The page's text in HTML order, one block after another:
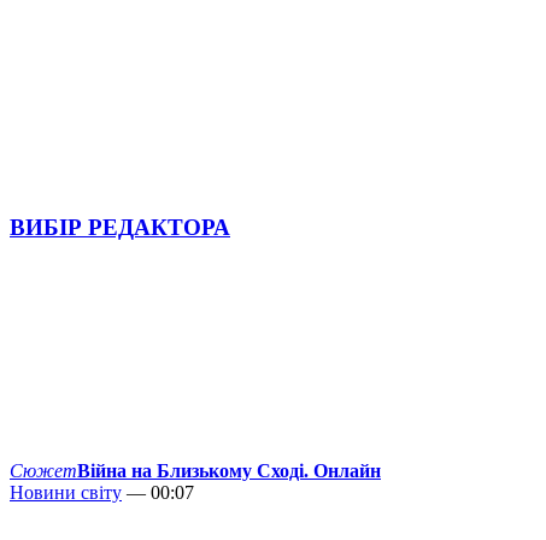
ВИБІР РЕДАКТОРА
СюжетВійна на Близькому Сході. Онлайн
Новини світу — 00:07